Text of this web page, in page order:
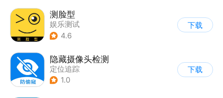
测脸型
娱乐测试
4.6
下载
隐藏摄像头检测
定位追踪
1.0
下载